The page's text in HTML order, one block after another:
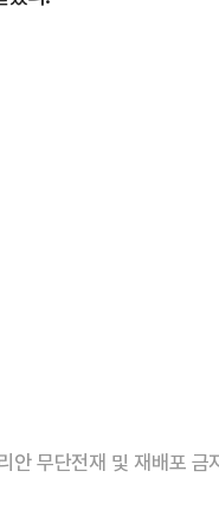
안 무단전재 및 재배포 금